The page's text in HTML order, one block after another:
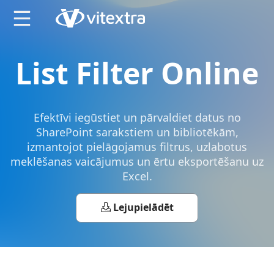
List Filter Online
Efektīvi iegūstiet un pārvaldiet datus no
SharePoint sarakstiem un bibliotēkām,
izmantojot pielāgojamus filtrus, uzlabotus
meklēšanas vaicājumus un ērtu eksportēšanu uz
Excel.
Lejupielādēt